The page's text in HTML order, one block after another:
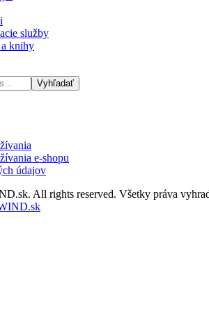
služby
knihy
e-shopu
údajov
All rights reserved. Všetky práva